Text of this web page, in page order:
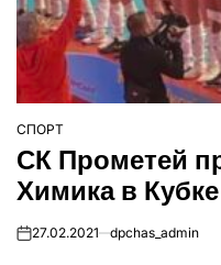
ОПУБЛІКУВАТИ
У
СПОРТ
СК Прометей
Химика в
on27.02.2021 dpchas_admin